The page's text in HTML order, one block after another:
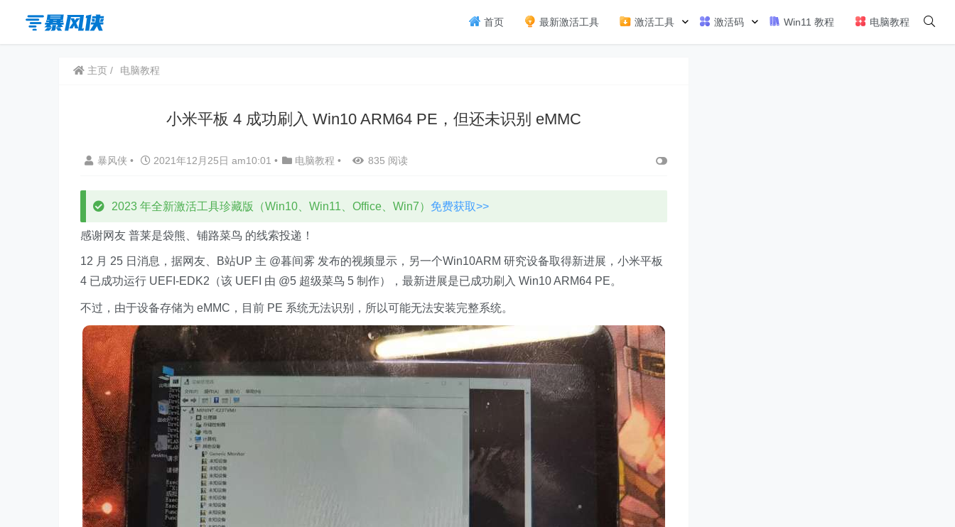
首页 最新激活工具 激活工具 激活码 Win11 教程 电脑教程
主页 电脑教程
小米平板 4 成功刷入 Win10 ARM64 PE，但还未识别 eMMC
暴风侠 • 2021年12月25日 am10:01 • 电脑教程 • 835 阅读
2023 年全新激活工具珍藏版（Win10、Win11、Office、Win7） 免费获取>>
感谢网友 普莱是袋熊、铺路菜鸟 的线索投递！
12 月 25 日消息，据网友、B站UP 主 @暮间雾 发布的视频显示，另一个Win10ARM 研究设备取得新进展，小米平板
4 已成功运行 UEFI-EDK2（该 UEFI 由 @5 超级菜鸟 5 制作），最新进展是已成功刷入 Win10 ARM64 PE。
不过，由于设备存储为 eMMC，目前 PE 系统无法识别，所以可能无法安装完整系统。